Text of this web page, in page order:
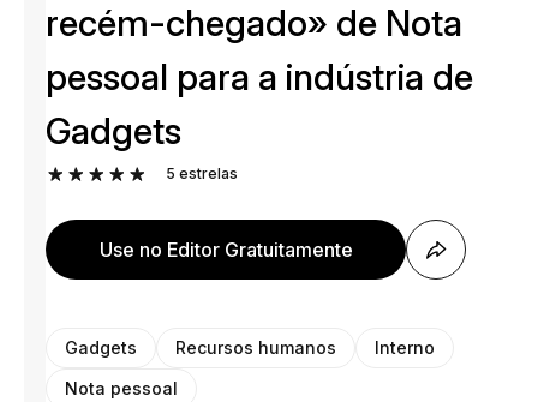
recém-chegado» de Nota
pessoal para a indústria de
Gadgets
5 estrelas
Use no Editor Gratuitamente
Gadgets Recursos humanos
Interno
Nota pessoal